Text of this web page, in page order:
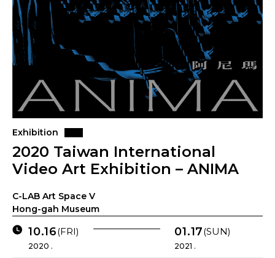
Exhibition
2020 Taiwan International
Video Art Exhibition – ANIMA
C-LAB Art Space V
Hong-gah Museum
10.16(FRI)
2020 .
01.17(SUN)
2021 .